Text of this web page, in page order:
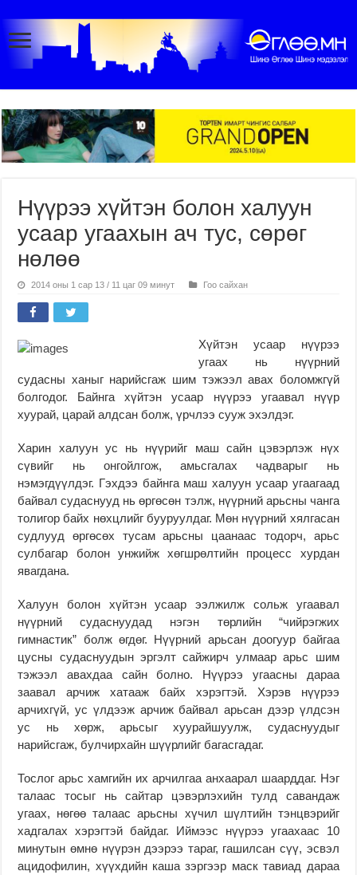
Нүүрээ хүйтэн болон халуун
усаар угаахын ач тус, сөрөг
нөлөө
2014 оны 1 сар 13 / 11 цаг 09 минут Гоо сайхан
Хүйтэн усаар нүүрээ
угаах нь нүүрний
судасны ханыг нарийсгаж шим тэжээл авах боломжгүй
болгодог. Байнга хүйтэн усаар нүүрээ угаавал нүүр
хуурай, царай алдсан болж, үрчлээ сууж эхэлдэг.
Харин халуун ус нь нүүрийг маш сайн цэвэрлэж нүх
сүвийг нь онгойлгож, амьсгалах чадварыг нь
нэмэгдүүлдэг. Гэхдээ байнга маш халуун усаар угаагаад
байвал судаснууд нь өргөсөн тэлж, нүүрний арьсны чанга
толигор байх нөхцлийг бууруулдаг. Мөн нүүрний хялгасан
судлууд өргөсөх тусам арьсны цаанаас тодорч, арьс
сулбагар болон унжийж хөгшрөлтийн процесс хурдан
явагдана.
Халуун болон хүйтэн усаар ээлжилж сольж угаавал
нүүрний судаснуудад нэгэн төрлийн “чийрэгжих
гимнастик” болж өгдөг. Нүүрний арьсан доогуур байгаа
цусны судаснуудын эргэлт сайжирч улмаар арьс шим
тэжээл авахдаа сайн болно. Нүүрээ угаасны дараа
заавал арчиж хатааж байх хэрэгтэй. Хэрэв нүүрээ
арчихгүй, ус үлдээж арчиж байвал арьсан дээр үлдсэн
ус нь хөрж, арьсыг хуурайшуулж, судаснуудыг
нарийсгаж, булчирхайн шүүрлийг багасгадаг.
Тослог арьс хамгийн их арчилгаа анхаарал шаарддаг. Нэг
талаас тосыг нь сайтар цэвэрлэхийн тулд савандаж
угаах, нөгөө талаас арьсны хүчил шүлтийн тэнцвэрийг
хадгалах хэрэгтэй байдаг. Иймээс нүүрээ угаахаас 10
минутын өмнө нүүрэн дээрээ тараг, гашилсан сүү, эсвэл
ацидофилин, хүүхдийн каша зэргээр маск тавиад дараа